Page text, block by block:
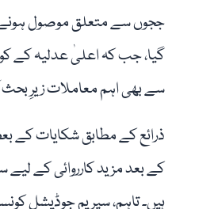
ججوں سے متعلق موصول ہونے
گیا، جب کہ اعلیٰ عدلیہ کے
سے بھی اہم معاملات زیرِ بحث
ذرائع کے مطابق شکایات کے
کے بعد مزید کارروائی کے
ہیں۔ تاہم، سپریم جوڈیشل